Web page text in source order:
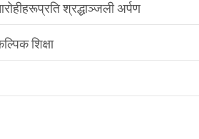
श्रद्धाञ्जली अर्पण
शिक्षा